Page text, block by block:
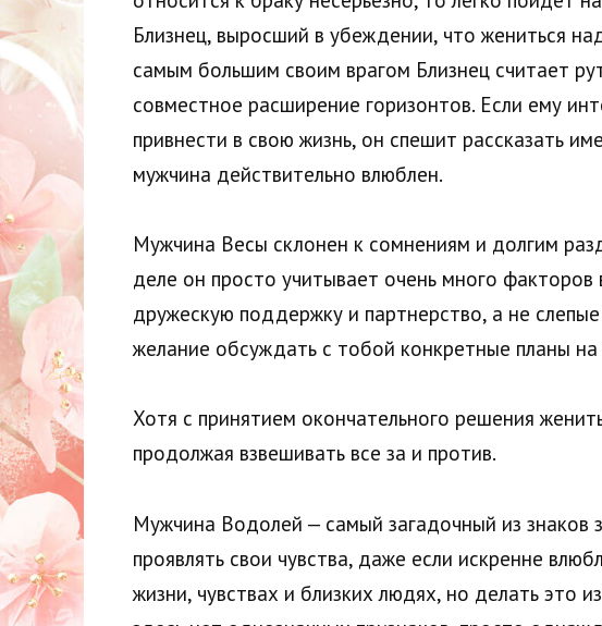
Близнец, выросший в убеждении, что жениться
самым большим своим врагом Близнец считает
совместное расширение горизонтов. Если ему
привнести в свою жизнь, он спешит рассказать
мужчина действительно влюблен.
Мужчина Весы склонен к сомнениям и долгим
деле он просто учитывает очень много
дружескую поддержку и партнерство, а не
желание обсуждать с тобой конкретные планы
Хотя с принятием окончательного решения
продолжая взвешивать все за и против.
Мужчина Водолей — самый загадочный из знаков
проявлять свои чувства, даже если искренне
жизни, чувствах и близких людях, но делать это